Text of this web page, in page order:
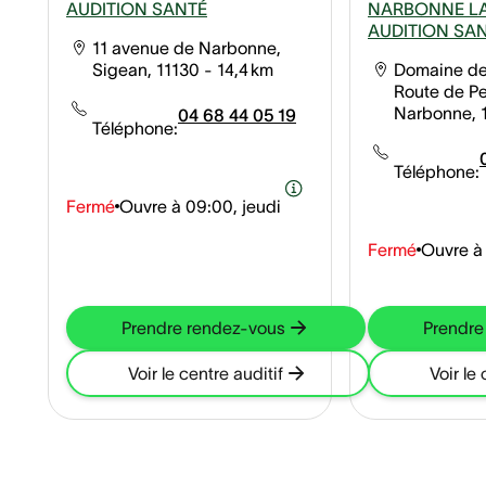
AUDITION SANTÉ
11 avenue de Narbonne,
Sigean, 11130 - 14,4 km
Téléphone:
04 68 44 05 19
Fermé Ouvre à 09:00, jeudi
Prendre rendez-vous
Voir le centre auditif
NARBONNE
AUDITION
Domaine
Route de
Narbonne,
Téléphone:
Fermé Ouvre à
Voir le